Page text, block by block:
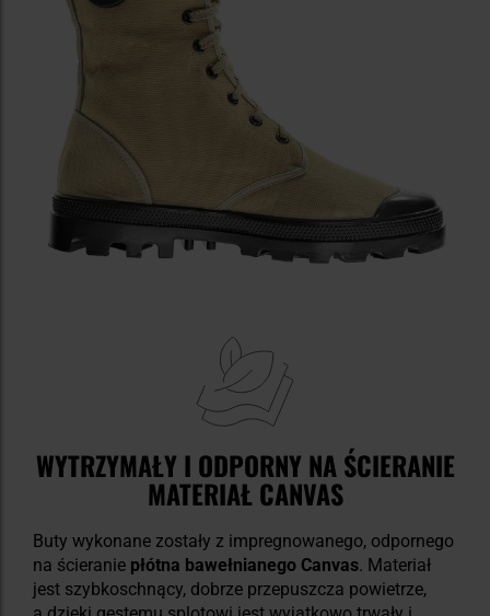
WYTRZYMAŁY I ODPORNY NA ŚCIERANIE
MATERIAŁ CANVAS
Buty wykonane zostały z impregnowanego, odpornego
na ścieranie płótna bawełnianego Canvas. Materiał
jest szybkoschnący, dobrze przepuszcza powietrze,